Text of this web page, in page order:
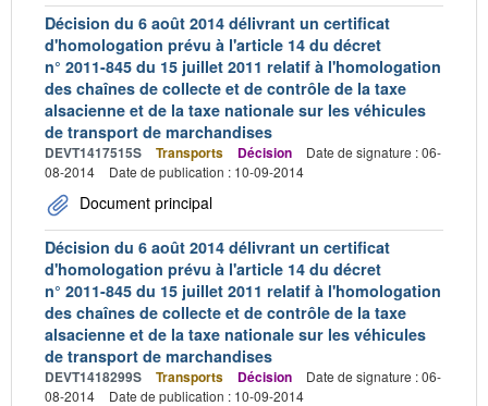
Décision du 6 août 2014 délivrant un certificat
d'homologation prévu à l'article 14 du décret
n° 2011-845 du 15 juillet 2011 relatif à l'homologation
des chaînes de collecte et de contrôle de la taxe
alsacienne et de la taxe nationale sur les véhicules
de transport de marchandises
DEVT1417515S Transports Décision
Date de signature : 06-
08-2014
Date de publication : 10-09-2014
Document principal
Décision du 6 août 2014 délivrant un certificat
d'homologation prévu à l'article 14 du décret
n° 2011-845 du 15 juillet 2011 relatif à l'homologation
des chaînes de collecte et de contrôle de la taxe
alsacienne et de la taxe nationale sur les véhicules
de transport de marchandises
DEVT1418299S Transports Décision
Date de signature : 06-
08-2014
Date de publication : 10-09-2014